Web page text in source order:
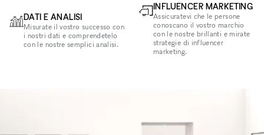
DATI E ANALISI
Misurate il vostro successo con
i nostri dati e comprendetelo
con le nostre semplici analisi.
INFLUENCER MARKETING
Assicuratevi che le persone
conoscano il vostro marchio
con le nostre brillanti e mirate
strategie di influencer
marketing.